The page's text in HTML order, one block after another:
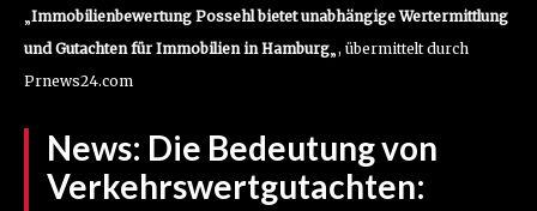
Immobilienbewertung Possehl bietet unabhängige Wertermittlung
und Gutachten für Immobilien in Hamburg „, übermittelt durch
Prnews24.com
News: Die Bedeutung von
Verkehrswertgutachten: